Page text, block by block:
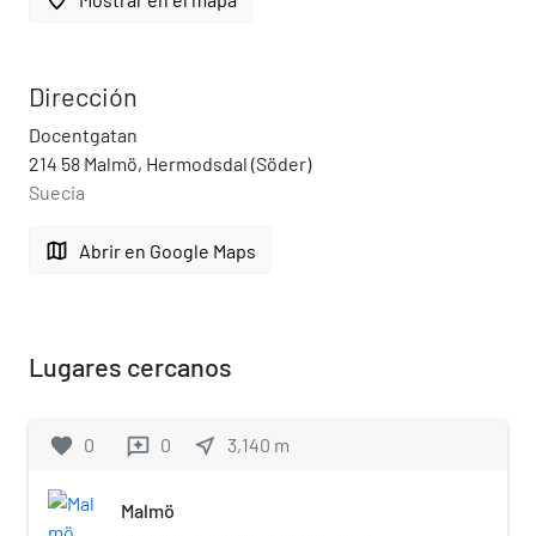
Dirección
Docentgatan
214 58 Malmö, Hermodsdal (Söder)
Suecia
map Abrir en Google Maps
Lugares cercanos
favorite 0 reviews 0 near_me 3,140 m
Malmö